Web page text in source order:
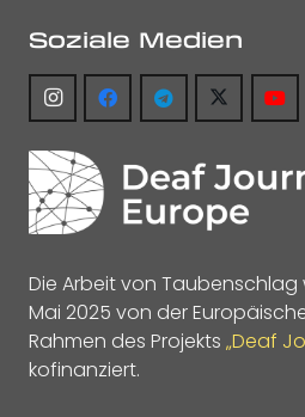
Soziale Medien
Die Arbeit von Taubenschlag
Mai 2025 von der
Rahmen des Projekts „Deaf
kofinanziert.